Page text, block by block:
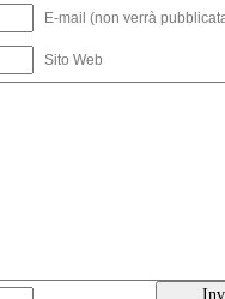
E-mail (non verrà
Sito Web